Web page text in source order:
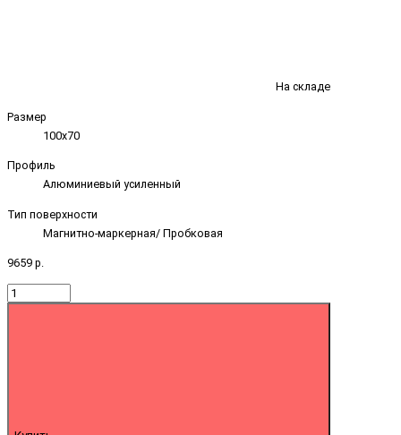
На складе
Размер
100х70
Профиль
Алюминиевый усиленный
Тип поверхности
Магнитно-маркерная/ Пробковая
9659 р.